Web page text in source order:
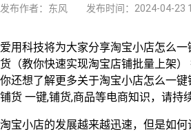
发布作者：东风 发布时间：2024-04-23
爱用科技将为大家分享淘宝小店怎么
货（教你快速实现淘宝店铺批量上架
你还想了解更多关于淘宝小店怎么一
铺货 一键,铺货,商品等电商知识，请持
淘宝小店的发展越来越迅速，但是如